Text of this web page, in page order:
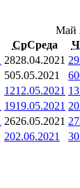
Май
СрСреда
2828.04.2021 29
505.05.2021 6
1212.05.2021 13
1919.05.2021 20
2626.05.2021 27
202.06.2021 3